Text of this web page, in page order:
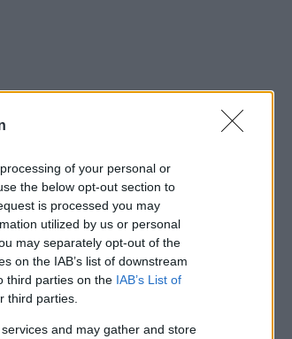
of your personal or
the below opt-out section to
is processed you may
utilized by us or personal
may separately opt-out of the
on the IAB’s list of downstream
third parties on the IAB’s List of
third parties.
and may gather and store
για τη δολοφονία οι